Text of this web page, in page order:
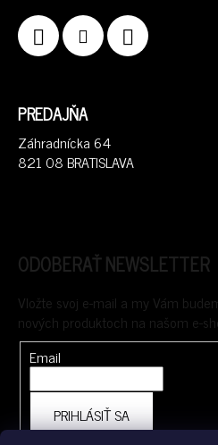
PREDAJŇA
Záhradnícka 64
821 08 BRATISLAVA
ODOBERAŤ NEWSLETTER
Vložte svoj e-mail a my Vám
nových produktoch na našom e-
Email
PRIHLÁSIŤ SA